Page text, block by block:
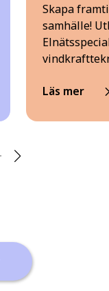
Skapa
samhälle!
Läs mer